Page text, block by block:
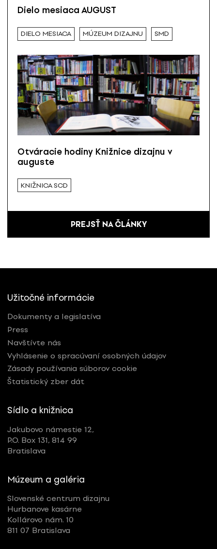
Dielo mesiaca AUGUST
DIELO MESIACA MÚZEUM DIZAJNU SMD
Otváracie hodiny Knižnice dizajnu v
auguste
KNIŽNICA SCD
PREJSŤ NA ČLÁNKY
Užitočné informácie
Dokumenty a legislatíva
Press
Navštívte nás
Vyhlásenie o spracúvaní osobných údajov
Zásady používania súborov cookie
Štatistický zber dát
Sídlo a knižnica
Jakubovo námestie 12,
P.O. Box 131, 814 99
Bratislava
Múzeum a galéria
Slovenské centrum dizajnu
Hurbanove kasárne
Kollárovo nám. 10
811 07 Bratislava